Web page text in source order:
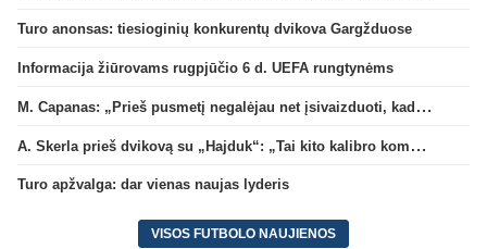
Turo anonsas: tiesioginių konkurentų dvikova Gargžduose
Informacija žiūrovams rugpjūčio 6 d. UEFA rungtynėms
M. Capanas: „Prieš pusmetį negalėjau net įsivaizduoti, kad žaisime prieš „Hajduk“
A. Skerla prieš dvikovą su „Hajduk“: „Tai kito kalibro komanda“
Turo apžvalga: dar vienas naujas lyderis
VISOS FUTBOLO NAUJIENOS